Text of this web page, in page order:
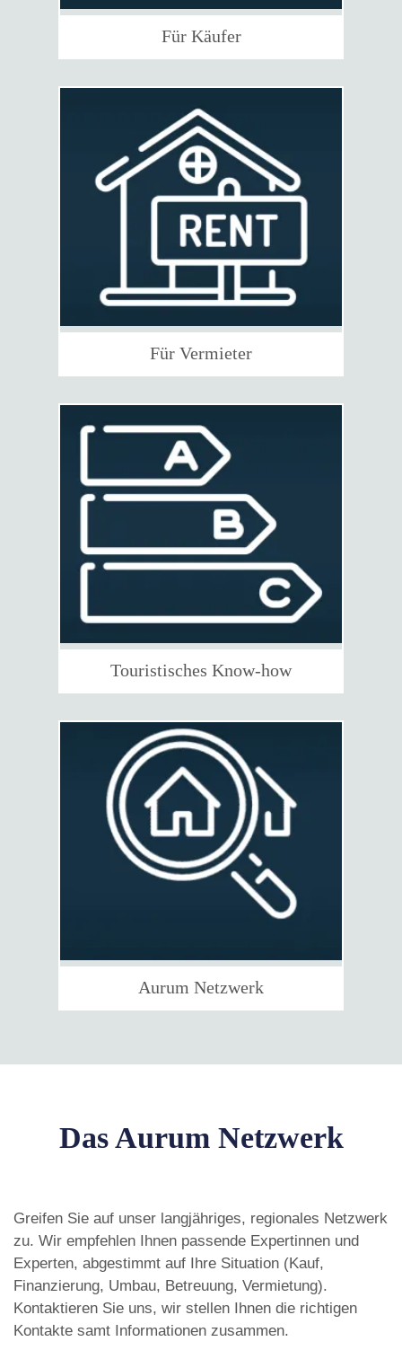
Für Käufer
Für Vermieter
Touristisches Know-how
Aurum Netzwerk
Das Aurum Netzwerk
Greifen Sie auf unser langjähriges, regionales Netzwerk
zu. Wir empfehlen Ihnen passende Expertinnen und
Experten, abgestimmt auf Ihre Situation (Kauf,
Finanzierung, Umbau, Betreuung, Vermietung).
Kontaktieren Sie uns, wir stellen Ihnen die richtigen
Kontakte samt Informationen zusammen.